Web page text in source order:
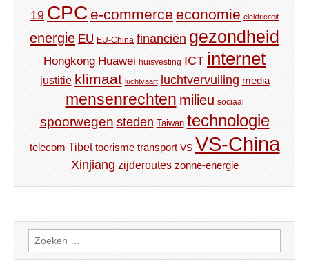
19 CPC e-commerce economie elektriciteit
energie EU EU-China financiën gezondheid
Hongkong Huawei huisvesting ICT internet
justitie klimaat luchtvaart luchtvervuiling media
mensenrechten milieu sociaal
spoorwegen steden Taiwan technologie
telecom Tibet toerisme transport VS VS-China
Xinjiang zijderoutes zonne-energie
Zoeken
naar: